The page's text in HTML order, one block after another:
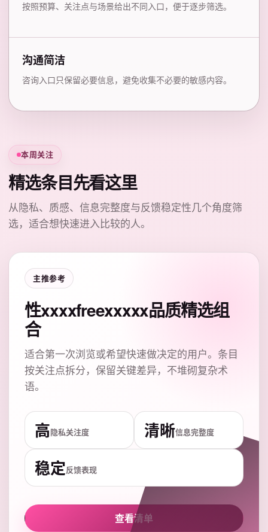
按照预算、关注点与场景给出不同入口，便于逐步筛选。
沟通简洁
咨询入口只保留必要信息，避免收集不必要的敏感内容。
本周关注
精选条目先看这里
从隐私、质感、信息完整度与反馈稳定性几个角度筛
选，适合想快速进入比较的人。
主推参考
性xxxxfreexxxxx品质精选组
合
适合第一次浏览或希望快速做决定的用户。条目
按关注点拆分，保留关键差异，不堆砌复杂术
语。
高隐私关注度 清晰信息完整度
稳定反馈表现
查看清单